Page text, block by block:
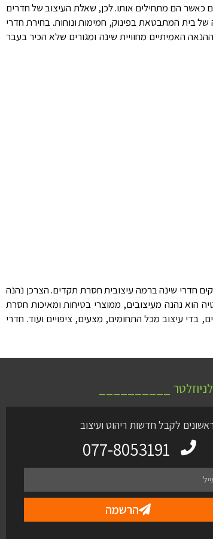
כאשר הם מתחילים אותו. לכן, שאלת העיצוב של חדרים
בית המתבטאת בפינוק, חמימות ונוחות. בחירת חדרי
האמיתיים מחוויית שינה ומגורים שלא הכיר בעבר
חדרי שינה ברמה עיצובית חסרת תקדים. הצרכן נהנה
נהנה מעיצובים, ממוצרי בטיחות ומאיכות חסרת
עיצוב מכל התחומים, מצעים, ציפויים ועוד. חדרי
__________
לקבל חדשות ריהוט ועיצוב
077-8053191
הרשמה